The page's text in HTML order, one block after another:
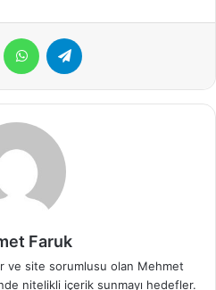
MessengerWhatsApp
Faruk
ve site sorumlusu olan Mehmet
nitelikli içerik sunmayı hedefler.